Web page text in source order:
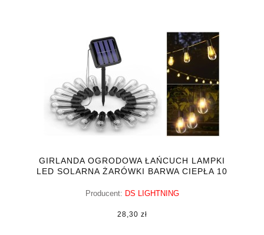
GIRLANDA OGRODOWA ŁAŃCUCH LAMPKI
LED SOLARNA ŻARÓWKI BARWA CIEPŁA 10
Producent: DS LIGHTNING
28,30 zł